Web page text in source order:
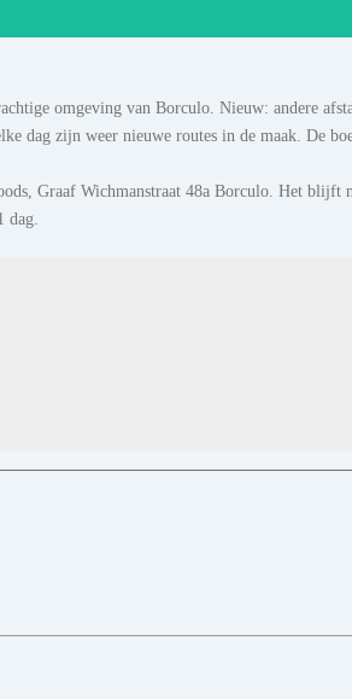
omgeving van Borculo. Nieuw: andere
dag zijn weer nieuwe routes in de maak. De
Graaf Wichmanstraat 48a Borculo. Het blijft
dag.